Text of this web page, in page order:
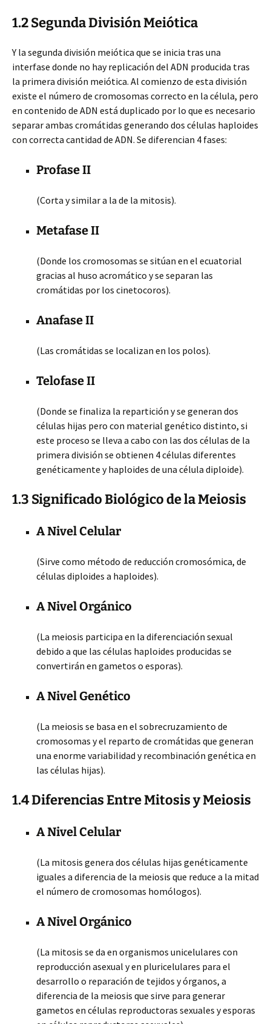
1.2 Segunda División Meiótica
Y la segunda división meiótica que se inicia tras una
interfase donde no hay replicación del ADN producida tras
la primera división meiótica. Al comienzo de esta división
existe el número de cromosomas correcto en la célula, pero
en contenido de ADN está duplicado por lo que es necesario
separar ambas cromátidas generando dos células haploides
con correcta cantidad de ADN. Se diferencian 4 fases:
Profase II
(Corta y similar a la de la mitosis).
Metafase II
(Donde los cromosomas se sitúan en el ecuatorial
gracias al huso acromático y se separan las
cromátidas por los cinetocoros).
Anafase II
(Las cromátidas se localizan en los polos).
Telofase II
(Donde se finaliza la repartición y se generan dos
células hijas pero con material genético distinto, si
este proceso se lleva a cabo con las dos células de la
primera división se obtienen 4 células diferentes
genéticamente y haploides de una célula diploide).
1.3 Significado Biológico de la Meiosis
A Nivel Celular
(Sirve como método de reducción cromosómica, de
células diploides a haploides).
A Nivel Orgánico
(La meiosis participa en la diferenciación sexual
debido a que las células haploides producidas se
convertirán en gametos o esporas).
A Nivel Genético
(La meiosis se basa en el sobrecruzamiento de
cromosomas y el reparto de cromátidas que generan
una enorme variabilidad y recombinación genética en
las células hijas).
1.4 Diferencias Entre Mitosis y Meiosis
A Nivel Celular
(La mitosis genera dos células hijas genéticamente
iguales a diferencia de la meiosis que reduce a la mitad
el número de cromosomas homólogos).
A Nivel Orgánico
(La mitosis se da en organismos unicelulares con
reproducción asexual y en pluricelulares para el
desarrollo o reparación de tejidos y órganos, a
diferencia de la meiosis que sirve para generar
gametos en células reproductoras sexuales y esporas